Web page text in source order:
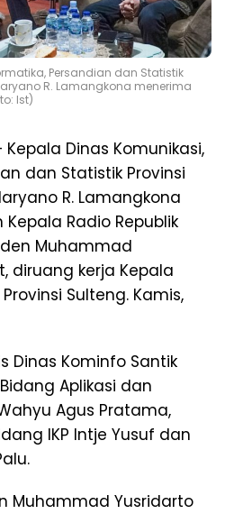
Persandian dan Statistik
R. Lamangkona menerima
Ist)
Kepala Dinas Komunikasi,
dan Statistik Provinsi
R. Lamangkona
Radio Republik
Muhammad
diruang kerja Kepala
Sulteng. Kamis,
Dinas Kominfo Santik
Aplikasi dan
Agus Pratama,
IKP Intje Yusuf dan
Muhammad Yusridarto